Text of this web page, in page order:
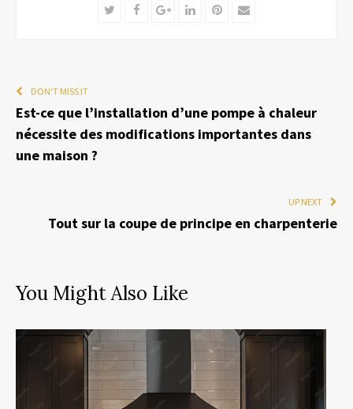
TwitterFacebookGoogle+LinkedInPinterest
Email
DON'T MISS IT
Est-ce que l’installation d’une pompe à chaleur
nécessite des modifications importantes dans
une maison ?
UP NEXT
Tout sur la coupe de principe en charpenterie
You Might Also Like